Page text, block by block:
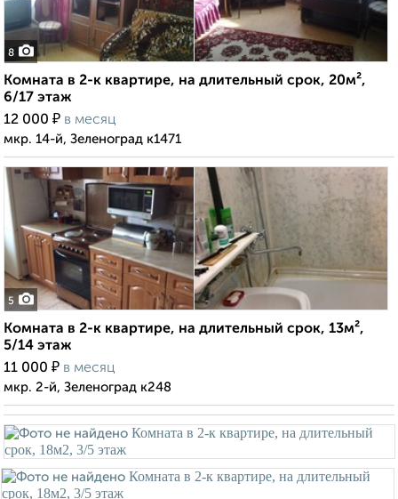
8
Комната в 2-к квартире, на длительный срок, 20м²,
6/17 этаж
12 000 ₽ в месяц
мкр. 14-й, Зеленоград к1471
5
Комната в 2-к квартире, на длительный срок, 13м²,
5/14 этаж
11 000 ₽ в месяц
мкр. 2-й, Зеленоград к248